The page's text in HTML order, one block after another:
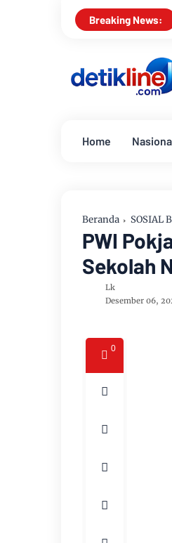
Breaking News:
Penghinaan Profesi
Home
Beranda SOSIAL
PWI
Sekolah
Lk
Desember 06,
0